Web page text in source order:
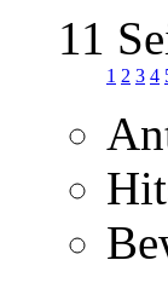
11
1 2 3 4